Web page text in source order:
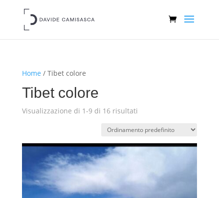
Home / Tibet colore
Tibet colore
Visualizzazione di 1-9 di 16 risultati